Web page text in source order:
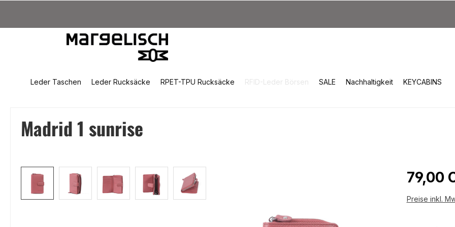
Leder Taschen Leder Rucksäcke RPET-TPU Rucksäcke RFID-Leder Börsen SALE Nachhaltigkeit KEYCABINS
Madrid 1 sunrise
Bildergalerie überspringen
79,00
Preise inkl.